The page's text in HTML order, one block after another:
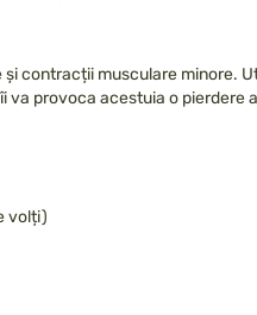
și contracții musculare
va provoca acestuia o
volți)